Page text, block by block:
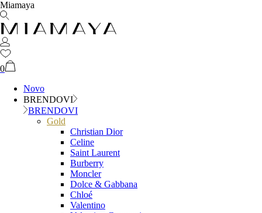
Miamaya
0
Novo
BRENDOVI
BRENDOVI
Gold
Christian Dior
Celine
Saint Laurent
Burberry
Moncler
Dolce & Gabbana
Chloé
Valentino